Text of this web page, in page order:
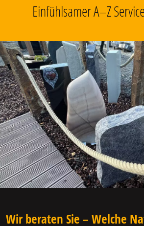
Einfühlsamer A–Z
Wir beraten Sie – Welche